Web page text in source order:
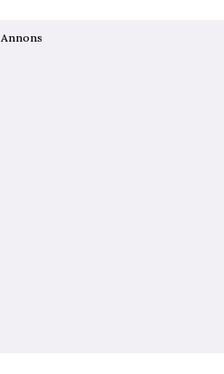
Annons